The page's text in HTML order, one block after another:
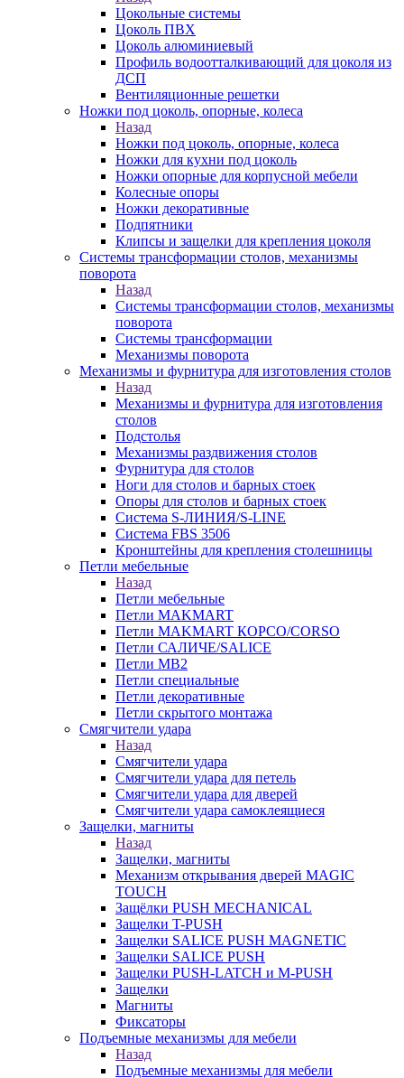
Цокольные системы
Цоколь ПВХ
Цоколь алюминиевый
Профиль водоотталкивающий для цоколя из
ДСП
Вентиляционные решетки
Ножки под цоколь, опорные, колеса
Назад
Ножки под цоколь, опорные, колеса
Ножки для кухни под цоколь
Ножки опорные для корпусной мебели
Колесные опоры
Ножки декоративные
Подпятники
Клипсы и защелки для крепления цоколя
Системы трансформации столов, механизмы
поворота
Назад
Системы трансформации столов, механизмы
поворота
Системы трансформации
Механизмы поворота
Механизмы и фурнитура для изготовления столов
Назад
Механизмы и фурнитура для изготовления
столов
Подстолья
Механизмы раздвижения столов
Фурнитура для столов
Ноги для столов и барных стоек
Опоры для столов и барных стоек
Система S-ЛИНИЯ/S-LINE
Система FBS 3506
Кронштейны для крепления столешницы
Петли мебельные
Назад
Петли мебельные
Петли MAKMART
Петли MAKMART КОРСО/CORSO
Петли САЛИЧЕ/SALICE
Петли MB2
Петли специальные
Петли декоративные
Петли скрытого монтажа
Смягчители удара
Назад
Смягчители удара
Смягчители удара для петель
Смягчители удара для дверей
Cмягчители удара самоклеящиеся
Защелки, магниты
Назад
Защелки, магниты
Механизм открывания дверей MAGIC
TOUCH
Защёлки PUSH MECHANICAL
Защелки T-PUSH
Защелки SALICE PUSH MAGNETIC
Защелки SALICE PUSH
Защелки PUSH-LATCH и M-PUSH
Защелки
Магниты
Фиксаторы
Подъемные механизмы для мебели
Назад
Подъемные механизмы для мебели